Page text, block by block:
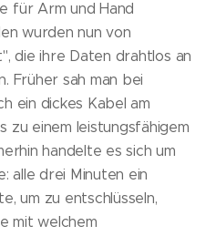
für Arm und Hand
wurden nun von
die ihre Daten drahtlos an
Früher sah man bei
ein dickes Kabel am
zu einem leistungsfähigem
handelte es sich um
alle drei Minuten ein
um zu entschlüsseln,
mit welchem